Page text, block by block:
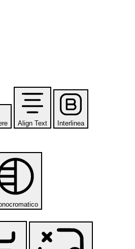
Align Text Interlinea